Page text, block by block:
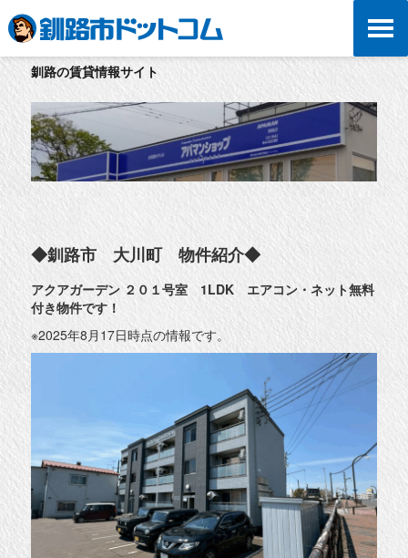
釧路の賃貸情報サイト
◆釧路市 大川町 物件紹介◆
アクアガーデン ２０１号室 1LDK エアコン・ネット無料
付き物件です！
※2025年8月17日時点の情報です。